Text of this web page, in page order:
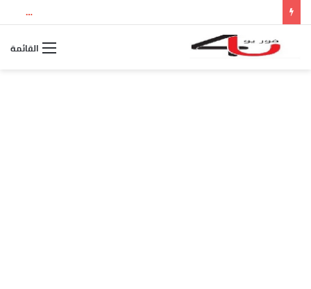
نتيجة الثانوية العامة 2026 بالاسم ورقم الجلوس.. استعلم الآن عن درجاتك والمجموع الكلي
القائمة